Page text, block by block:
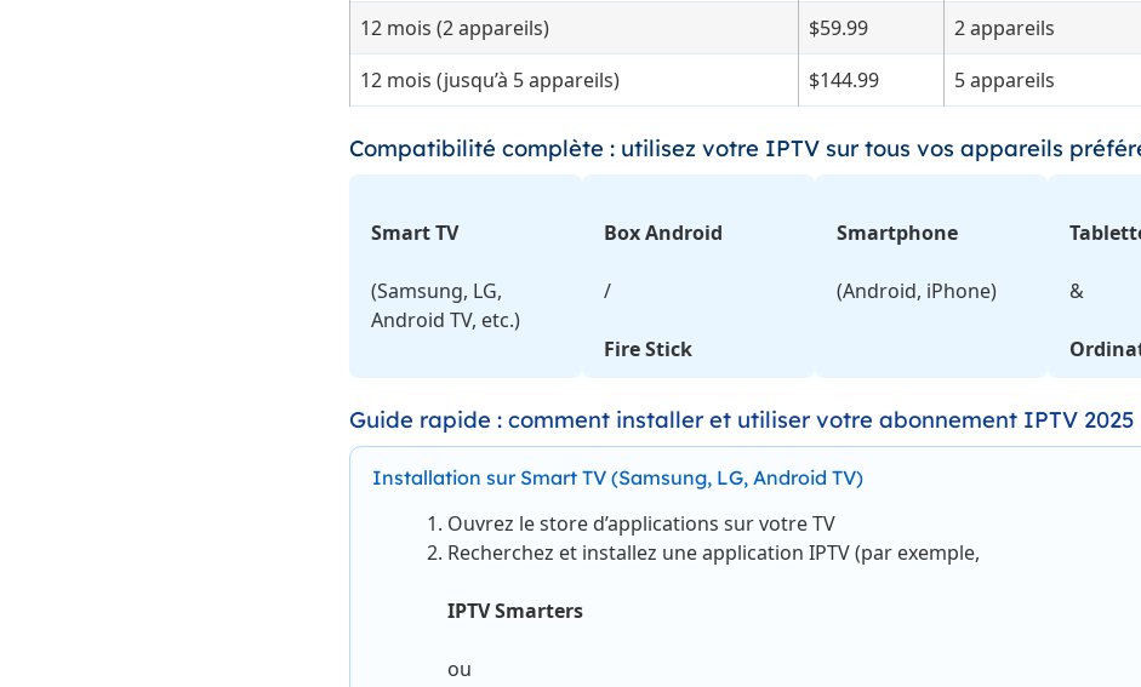
12 mois (2 appareils)
$59.99
2 appareils
12 mois (jusqu’à 5 appareils)
$144.99 5 appareils
Compatibilité complète : utilisez votre IPTV sur tous vos appareils
Smart TV
(Samsung, LG,
Android TV, etc.)
Box Android
/
Fire Stick
Smartphone
(Android, iPhone) &
Guide rapide : comment installer et utiliser votre abonnement IPTV 2025
Installation sur Smart TV (Samsung, LG, Android TV)
Ouvrez le store d’applications sur votre TV
Recherchez et installez une application IPTV (par exemple,
IPTV Smarters
ou